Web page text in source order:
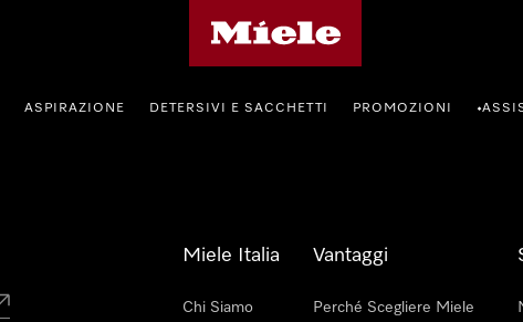
ASPIRAZIONE DETERSIVI E SACCHETTI PROMOZIONI •
Miele Italia
Chi Siamo
Vantaggi
Perché Scegliere Miele